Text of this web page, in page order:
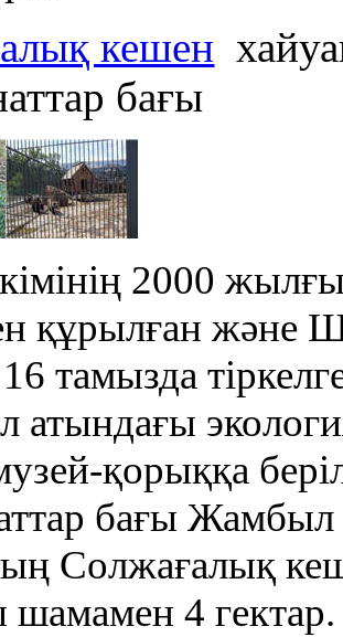
кешен
бағы
2000
құрылған және
тамызда
қорыққа
бағы Жамбыл
Солжағалық
4 гектар.